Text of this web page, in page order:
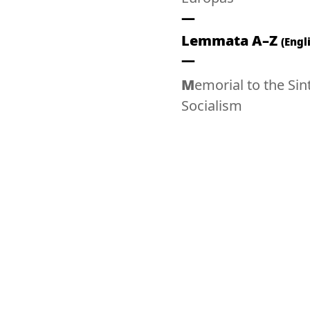
Lemmata A–Z
Memorial to the Sinti and Roma of Europe murdered under National
Socialism